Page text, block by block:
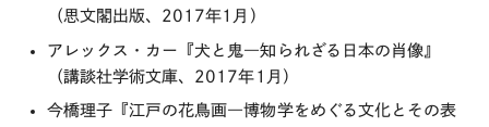
（思文閣出版、2017年1月）
アレックス・カー『犬と鬼―知られざる日本の肖像』
（講談社学術文庫、2017年1月）
今橋理子『江戸の花鳥画―博物学をめぐる文化とその表